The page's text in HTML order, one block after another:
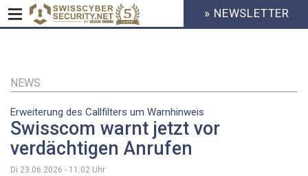
Inhalt
HEADER
MENU
» NEWSLETTER
NEWS
Erweiterung des Callfilters um Warnhinweis
Swisscom warnt jetzt vor
verdächtigen Anrufen
Di 23.06.2026 - 11:02 Uhr